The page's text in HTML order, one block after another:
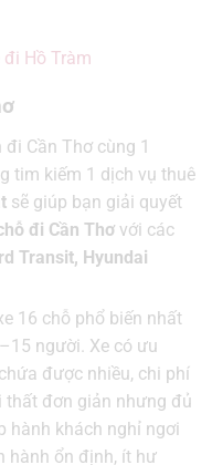
Hồ Tràm
Cần Thơ cùng 1
tim kiếm 1 dịch vụ thuê
sẽ giúp bạn giải quyết
đi Cần Thơ với các
Transit, Hyundai
16 chỗ phổ biến nhất
người. Xe có ưu
được nhiều, chi phí
thất đơn giản nhưng đủ
hành khách nghỉ ngơi
hành ổn định, ít hư